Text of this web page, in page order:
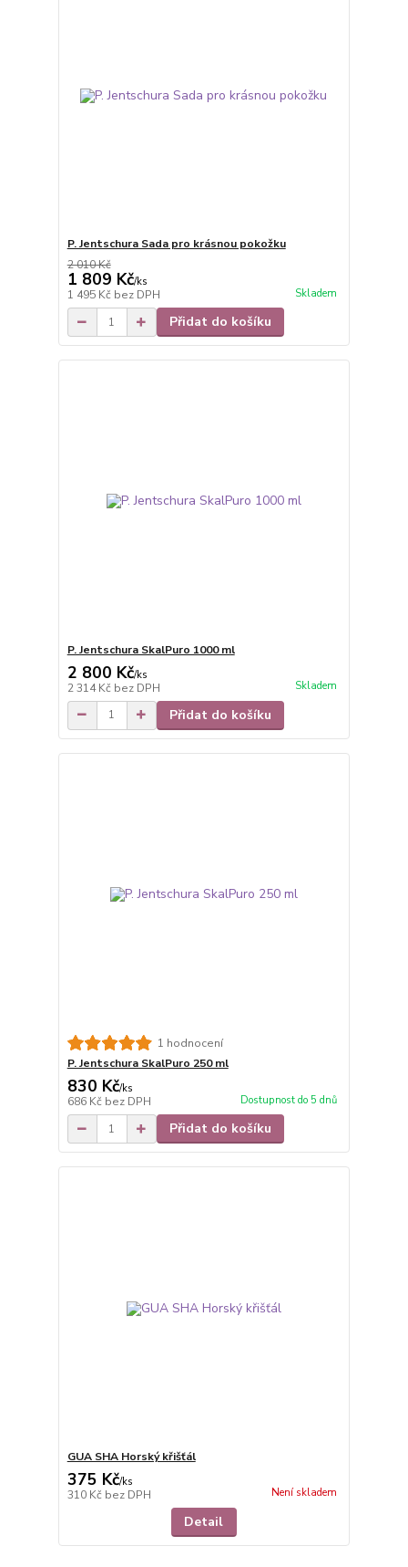
P. Jentschura Sada pro krásnou pokožku
2 010 Kč
1 809 Kč/ks
1 495 Kč bez DPH Skladem
Přidat do košíku
P. Jentschura SkalPuro 1000 ml
2 800 Kč/ks
2 314 Kč bez DPH Skladem
Přidat do košíku
1 hodnocení
P. Jentschura SkalPuro 250 ml
830 Kč/ks
686 Kč bez DPH Dostupnost do 5 dnů
Přidat do košíku
GUA SHA Horský křišťál
375 Kč/ks
310 Kč bez DPH Není skladem
Detail